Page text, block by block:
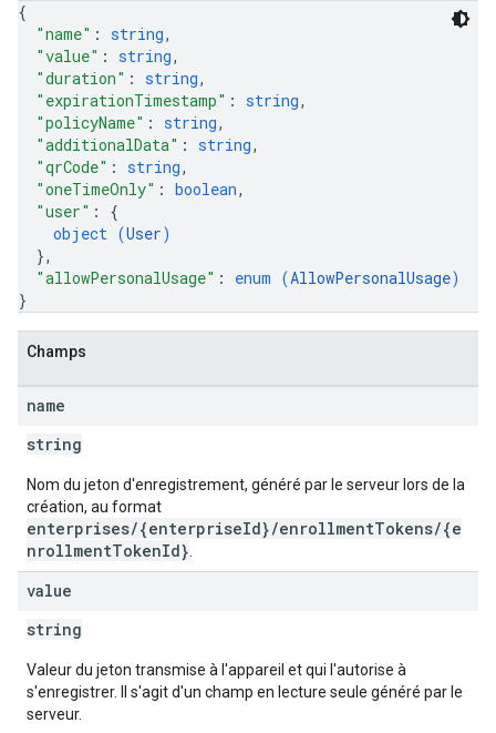
{
"name" : string,
"value" : string,
"duration" : string,
"expirationTimestamp" : string,
"policyName" : string,
"additionalData" : string,
"qrCode" : string,
"oneTimeOnly" : boolean,
"user" : {
object (User)
},
"allowPersonalUsage" : enum (AllowPersonalUsage)
}
Champs
name
string
Nom du jeton d'enregistrement, généré par le serveur lors de la
création, au format
enterprises/{enterpriseId}/enrollmentTokens/{e
nrollmentTokenId}
value
string
Valeur du jeton transmise à l'appareil et qui l'autorise à
s'enregistrer. Il s'agit d'un champ en lecture seule généré par le
serveur.